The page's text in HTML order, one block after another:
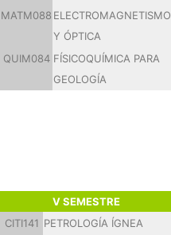
MATM088 ELECTROMAGNETISMO
Y ÓPTICA
QUIM084 FÍSICOQUÍMICA PARA
GEOLOGÍA
V SEMESTRE
CITI141 PETROLOGÍA ÍGNEA